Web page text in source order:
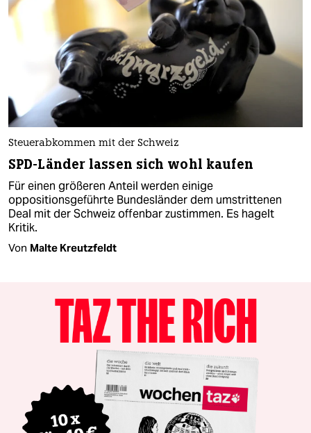
Steuerabkommen mit der Schweiz
SPD-Länder lassen sich wohl kaufen
Für einen größeren Anteil werden einige
oppositionsgeführte Bundesländer dem umstrittenen
Deal mit der Schweiz offenbar zustimmen. Es hagelt
Kritik.
Von Malte Kreutzfeldt